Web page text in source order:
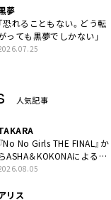
夢
「恐れることもない。どう転
っても黒夢でしかない」
人気記事
『No No Girls THE FINAL』か
らASHA＆KOKONAによるユ
ット・TAKARAがデビュー
リス